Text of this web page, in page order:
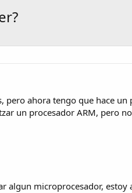
pero ahora tengo que hace
un procesador ARM, pero
algun microprocesador, estoy